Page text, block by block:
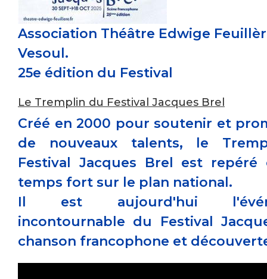
Association Théâtre Edwige
Vesoul.
25e édition du Festival
Le Tremplin du Festival Jacques Brel
Créé en 2000 pour soutenir et
de nouveaux talents, le
Festival Jacques Brel est repéré
temps fort sur le plan national.
Il est aujourd'hui
incontournable du Festival
chanson francophone et